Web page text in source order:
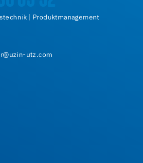
| Produktmanagement
utz.com